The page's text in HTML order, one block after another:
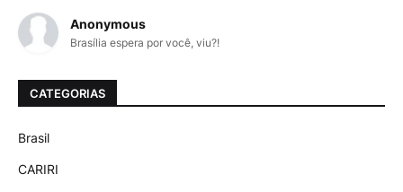
Anonymous
Brasília espera por você, viu?!
CATEGORIAS
Brasil
CARIRI